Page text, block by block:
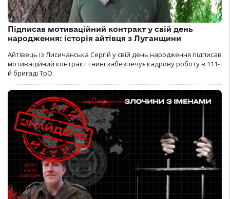
Підписав мотиваційний контракт у свій день
народження: історія айтівця з Луганщини
Айтівець із Лисичанська Сергій у свій день народження підписав
мотиваційний контракт і нині забезпечує кадрову роботу в 111-
й бригаді ТрО.